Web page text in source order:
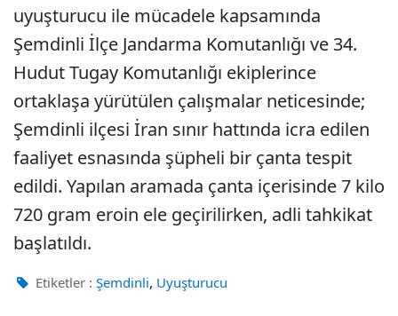
uyuşturucu ile mücadele kapsamında
Şemdinli İlçe Jandarma Komutanlığı ve 34.
Hudut Tugay Komutanlığı ekiplerince
ortaklaşa yürütülen çalışmalar neticesinde;
Şemdinli ilçesi İran sınır hattında icra edilen
faaliyet esnasında şüpheli bir çanta tespit
edildi. Yapılan aramada çanta içerisinde 7 kilo
720 gram eroin ele geçirilirken, adli tahkikat
başlatıldı.
Etiketler : Şemdinli, Uyuşturucu